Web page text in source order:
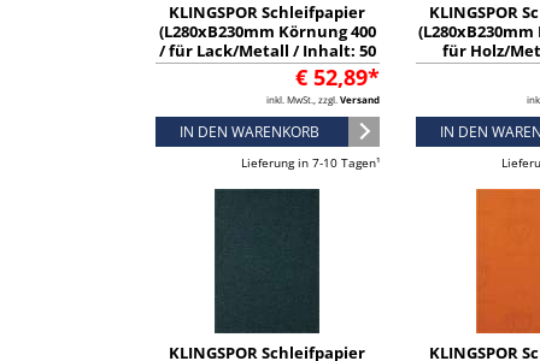
KLINGSPOR Schleifpapier
(L280xB230mm Körnung 400
/ für Lack/Metall / Inhalt: 50
Stück) - 2007€ 52,89*
inkl. MwSt., zzgl. Versand
IN DEN WARENKORB
Lieferung in 7-10 Tagen¹
KLINGSPOR
für Holz/
Inhalt: 50
IN DEN
KLINGSPOR Schleifpapier KLINGSPOR